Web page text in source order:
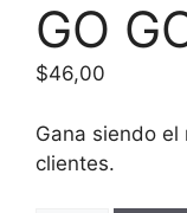
GO
$46,00
Gana siendo
clientes.